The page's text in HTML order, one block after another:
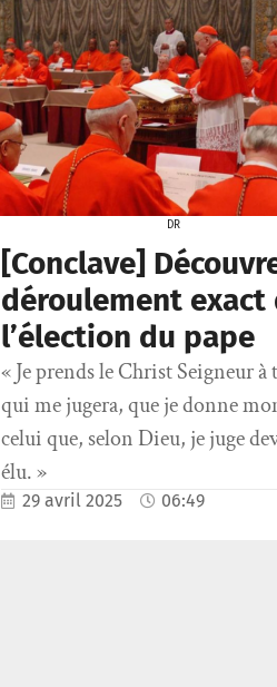
DR
[Conclave]
déroulement exact
l’élection du pape
« Je prends le Christ Seigneur
qui me jugera, que je donne
celui que, selon Dieu, je juge
élu. »
29 avril 2025 06:49